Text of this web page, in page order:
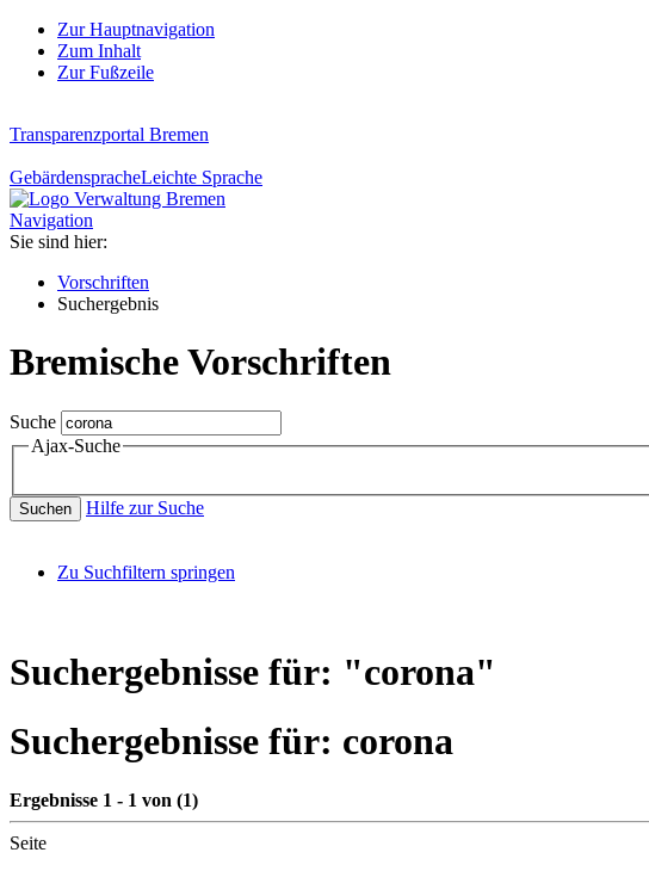
Zur Hauptnavigation
Zum Inhalt
Zur Fußzeile
Transparenzportal Bremen
GebärdenspracheLeichte Sprache
Navigation
Sie sind hier:
Vorschriften
Suchergebnis
Bremische Vorschriften
Suche
Ajax-Suche
Suchen Hilfe zur Suche
Zu Suchfiltern springen
Suchergebnisse für: "corona"
Suchergebnisse für: corona
Ergebnisse 1 - 1 von (1)
Seite